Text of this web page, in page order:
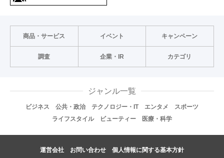
商品・サービス イベント キャンペーン
調査 企業・IR カテゴリ
ジャンル一覧
ビジネス 公共・政治 テクノロジー・IT エンタメ
スポーツ
ライフスタイル
ビューティー 医療・科学
運営会社 お問い合わせ 個人情報に関する基本方針